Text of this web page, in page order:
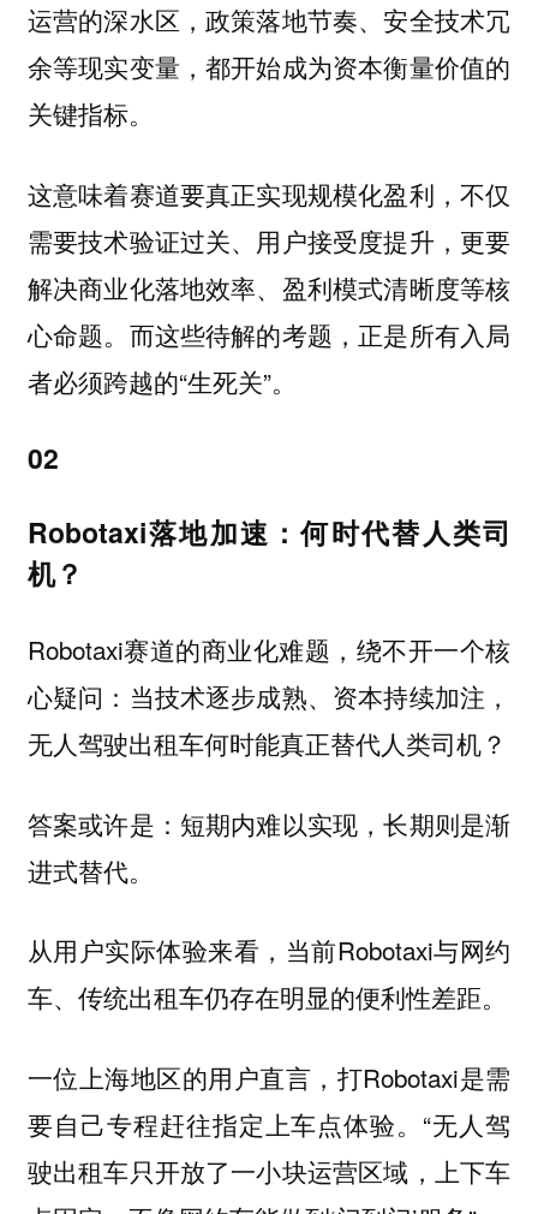
运营的深水区，政策落地节奏、安全技术冗
余等现实变量，都开始成为资本衡量价值的
关键指标。
这意味着赛道要真正实现规模化盈利，不仅
需要技术验证过关、用户接受度提升，更要
解决商业化落地效率、盈利模式清晰度等核
心命题。而这些待解的考题，正是所有入局
者必须跨越的“生死关”。
02
Robotaxi落地加速：何时代替人类司
机？
Robotaxi赛道的商业化难题，绕不开一个核
心疑问：当技术逐步成熟、资本持续加注，
无人驾驶出租车何时能真正替代人类司机？
答案或许是：短期内难以实现，长期则是渐
进式替代。
从用户实际体验来看，当前Robotaxi与网约
车、传统出租车仍存在明显的便利性差距。
一位上海地区的用户直言，打Robotaxi是需
要自己专程赶往指定上车点体验。“无人驾
驶出租车只开放了一小块运营区域，上下车